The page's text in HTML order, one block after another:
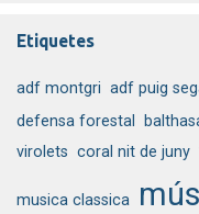
Etiquetes
adf montgri adf puig
defensa forestal
virolets coral nit de juny
musica classica